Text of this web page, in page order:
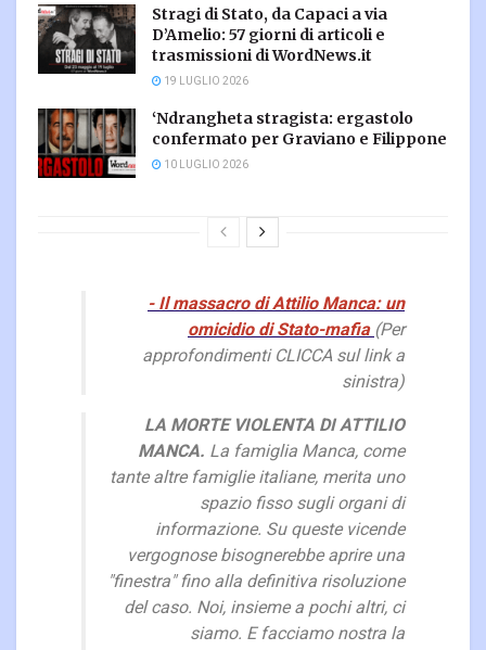
Stragi di Stato, da Capaci a via
D’Amelio: 57 giorni di articoli e
trasmissioni di WordNews.it
19 LUGLIO 2026
‘Ndrangheta stragista: ergastolo
confermato per Graviano e Filippone
10 LUGLIO 2026
- Il massacro di Attilio Manca: un
omicidio di Stato-mafia (Per
approfondimenti CLICCA sul link a
sinistra)
LA MORTE VIOLENTA DI ATTILIO
MANCA. La famiglia Manca, come
tante altre famiglie italiane, merita uno
spazio fisso sugli organi di
informazione. Su queste vicende
vergognose bisognerebbe aprire una
"finestra" fino alla definitiva risoluzione
del caso. Noi, insieme a pochi altri, ci
siamo. E facciamo nostra la